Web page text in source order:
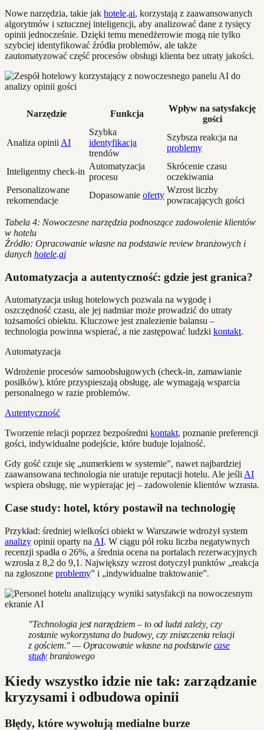
Nowe narzędzia, takie jak hotele.ai, korzystają z zaawansowanych
algorytmów i sztucznej inteligencji, aby analizować dane z tysięcy
opinii jednocześnie. Dzięki temu menedżerowie mogą nie tylko
szybciej identyfikować źródła problemów, ale także
zautomatyzować część procesów obsługi klienta bez utraty jakości.
Narzędzie Funkcja
Wpływ na satysfakcję
gości
Analiza opinii AI
Szybka
identyfikacja
trendów
Szybsza reakcja na
problemy
Inteligentny check-in
Automatyzacja
procesu
Skrócenie czasu
oczekiwania
Personalizowane
rekomendacje
Dopasowanie oferty
Wzrost liczby
powracających gości
Tabela 4: Nowoczesne narzędzia podnoszące zadowolenie klientów
w hotelu
Źródło: Opracowanie własne na podstawie review branżowych i
danych hotele.ai
Automatyzacja a autentyczność: gdzie jest granica?
Automatyzacja usług hotelowych pozwala na wygodę i
oszczędność czasu, ale jej nadmiar może prowadzić do utraty
tożsamości obiektu. Kluczowe jest znalezienie balansu –
technologia powinna wspierać, a nie zastępować ludzki kontakt.
Automatyzacja
Wdrożenie procesów samoobsługowych (check-in, zamawianie
posiłków), które przyspieszają obsługę, ale wymagają wsparcia
personalnego w razie problemów.
Autentyczność
Tworzenie relacji poprzez bezpośredni kontakt, poznanie preferencji
gości, indywidualne podejście, które buduje lojalność.
Gdy gość czuje się „numerkiem w systemie”, nawet najbardziej
zaawansowana technologia nie uratuje reputacji hotelu. Ale jeśliAI
wspiera obsługę, nie wypierając jej – zadowolenie klientów wzrasta.
Case study: hotel, który postawił na technologię
Przykład: średniej wielkości obiekt w Warszawie wdrożył system
analizy opinii oparty na AI. W ciągu pół roku liczba negatywnych
recenzji spadła o 26%, a średnia ocena na portalach rezerwacyjnych
wzrosła z 8,2 do 9,1. Największy wzrost dotyczył punktów „reakcja
na zgłoszone problemy” i „indywidualne traktowanie”.
"Technologia jest narzędziem – to od ludzi zależy, czy
zostanie wykorzystana do budowy, czy zniszczenia relacji
z gościem." — Opracowanie własne na podstawie case
study branżowego
Kiedy wszystko idzie nie tak: zarządzanie
kryzysami i odbudowa opinii
Błędy, które wywołują medialne burze